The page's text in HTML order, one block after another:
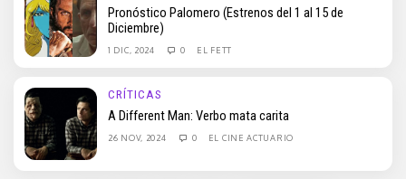
Pronóstico Palomero (Estrenos del 1 al 15 de
Diciembre)
1 DIC, 2024 0 EL FETT
CRÍTICAS
A Different Man: Verbo mata carita
26 NOV, 2024 0 EL CINE ACTUARIO